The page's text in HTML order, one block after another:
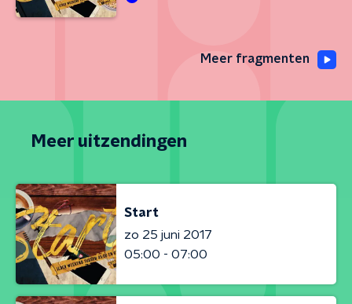
Meer fragmenten
Meer uitzendingen
Start
zo 25 juni 2017
05:00 - 07:00